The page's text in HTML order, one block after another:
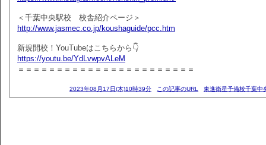
＜千葉中央駅校 校舎紹介ページ＞
http://www.jasmec.co.jp/koushaguide/pcc.htm
新規開校！YouTubeはこちらから👇
https://youtu.be/YdLvwpvALeM
＝＝＝＝＝＝＝＝＝＝＝＝＝＝＝＝＝＝＝＝＝＝＝
2023年08月17日(木)10時39分 この記事のURL 東進衛星予備校千葉中